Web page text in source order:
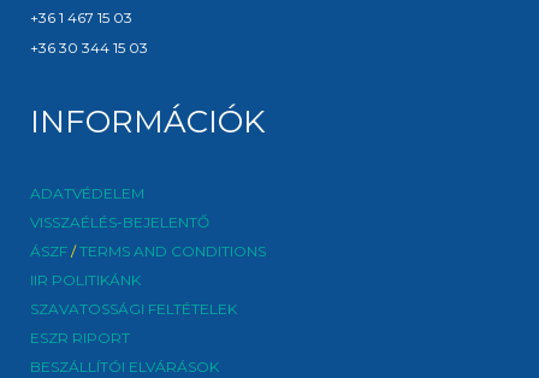
+36 1 467 15 03
+36 30 344 15 03
INFORMÁCIÓK
ADATVÉDELEM
VISSZAÉLÉS-BEJELENTŐ
ÁSZF /TERMS AND CONDITIONS
IIR POLITIKÁNK
SZAVATOSSÁGI FELTÉTELEK
ESZR RIPORT
BESZÁLLÍTÓI ELVÁRÁSOK